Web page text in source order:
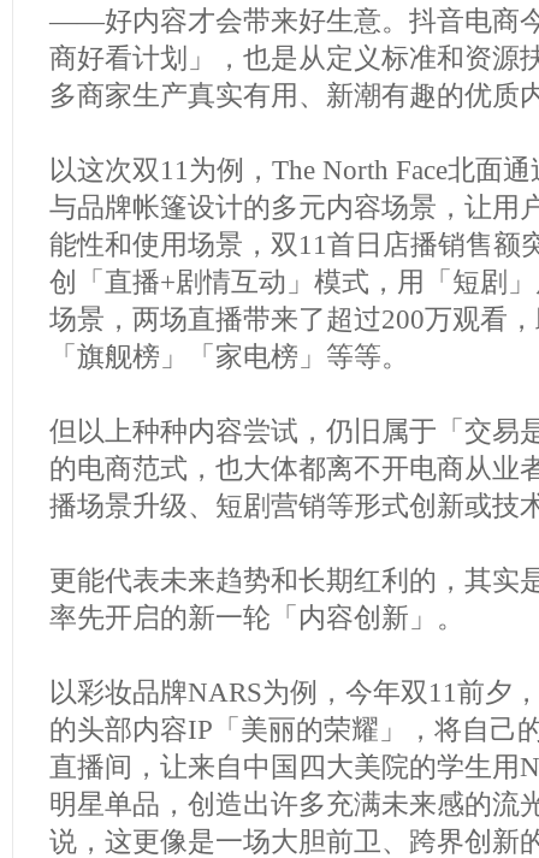
——好内容才会带来好生意。抖音电商
商好看计划」，也是从定义标准和资源
多商家生产真实有用、新潮有趣的优质
以这次双11为例，The North Face北面
与品牌帐篷设计的多元内容场景，让用
能性和使用场景，双11首日店播销售额
创「直播+剧情互动」模式，用「短剧
场景，两场直播带来了超过200万观看
「旗舰榜」「家电榜」等等。
但以上种种内容尝试，仍旧属于「交易
的电商范式，也大体都离不开电商从业
播场景升级、短剧营销等形式创新或技
更能代表未来趋势和长期红利的，其实
率先开启的新一轮「内容创新」。
以彩妆品牌NARS为例，今年双11前夕
的头部内容IP「美丽的荣耀」，将自己
直播间，让来自中国四大美院的学生用
明星单品，创造出许多充满未来感的流
说，这更像是一场大胆前卫、跨界创新